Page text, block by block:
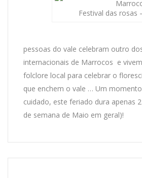
Festival das rosas
pessoas do vale celebram outro
internacionais de Marrocos e
folclore local para celebrar o
que enchem o vale … Um
cuidado, este feriado dura apenas
de semana de Maio em geral)!